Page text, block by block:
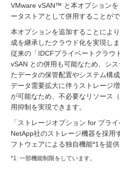
VMware vSAN™ と本オプション
ータストアとして併用することがで
本オプションを追加することによ
成を継承したクラウド化を実現しま
従来の「IDCFプライベートクラウ
vSAN との併用も可能なため、シ
たデータの保管配置やシステム構
データ需要拡大に伴うストレージ
が可能なため、不必要なリソース
用抑制を実現できます。
「ストレージオプション for プラ
NetApp社のストレージ機器を採用
フトウェアによる独自機能*1を提供
*1: 一部機能制限をしています。